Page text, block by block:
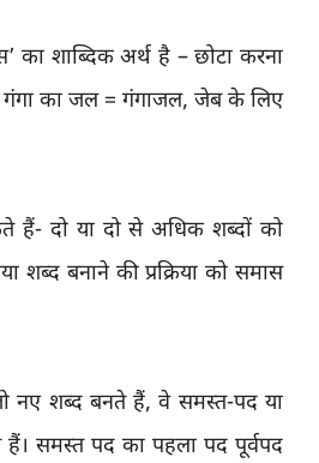
का शाब्दिक अर्थ है – छोटा करना
गंगा का जल = गंगाजल, जेब के लिए
दो या दो से अधिक शब्दों को
शब्द बनाने की प्रक्रिया को समास
नए शब्द बनते हैं, वे समस्त-पद या
समस्त पद का पहला पद पूर्वपद